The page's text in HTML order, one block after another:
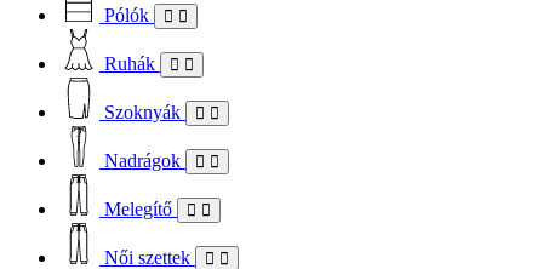
Pólók
Ruhák
Szoknyák
Nadrágok
Melegítő
Női szettek